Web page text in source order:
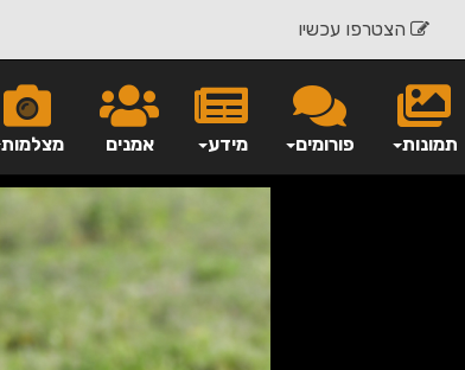
הצטרפו עכשיו
מצלמות אמנים מידע פורומים תמונות